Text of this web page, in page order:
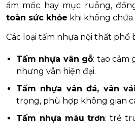
ẩm mốc hay mục ruỗng,
toàn sức khỏe khi không
Các loại tấm nhựa nội thất phổ
Tấm nhựa vân gỗ: tạo cảm
nhưng vẫn hiện đại.
Tấm nhựa vân đá, vân vải
trọng, phù hợp không gian
Tấm nhựa màu trơn: trẻ